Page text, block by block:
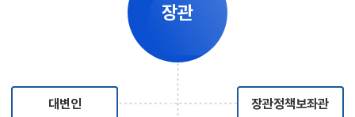
장관
장관정책보좌관
대변인